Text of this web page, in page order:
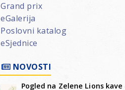
Grand prix
eGalerija
Poslovni katalog
eSjednice
NOVOSTI
Pogled na Zelene Lions